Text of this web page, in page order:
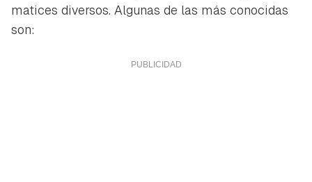
matices diversos. Algunas de las más conocidas
son: